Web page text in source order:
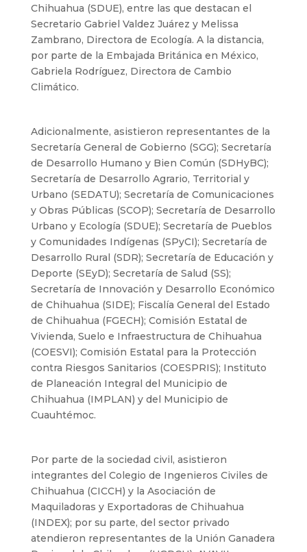
Chihuahua (SDUE), entre las que destacan el
Secretario Gabriel Valdez Juárez y Melissa
Zambrano, Directora de Ecología. A la distancia,
por parte de la Embajada Británica en México,
Gabriela Rodríguez, Directora de Cambio
Climático.
Adicionalmente, asistieron representantes de la
Secretaría General de Gobierno (SGG); Secretaría
de Desarrollo Humano y Bien Común (SDHyBC);
Secretaría de Desarrollo Agrario, Territorial y
Urbano (SEDATU); Secretaría de Comunicaciones
y Obras Públicas (SCOP); Secretaría de Desarrollo
Urbano y Ecología (SDUE); Secretaría de Pueblos
y Comunidades Indígenas (SPyCI); Secretaría de
Desarrollo Rural (SDR); Secretaría de Educación y
Deporte (SEyD); Secretaría de Salud (SS);
Secretaría de Innovación y Desarrollo Económico
de Chihuahua (SIDE); Fiscalía General del Estado
de Chihuahua (FGECH); Comisión Estatal de
Vivienda, Suelo e Infraestructura de Chihuahua
(COESVI); Comisión Estatal para la Protección
contra Riesgos Sanitarios (COESPRIS); Instituto
de Planeación Integral del Municipio de
Chihuahua (IMPLAN) y del Municipio de
Cuauhtémoc.
Por parte de la sociedad civil, asistieron
integrantes del Colegio de Ingenieros Civiles de
Chihuahua (CICCH) y la Asociación de
Maquiladoras y Exportadoras de Chihuahua
(INDEX); por su parte, del sector privado
atendieron representantes de la Unión Ganadera